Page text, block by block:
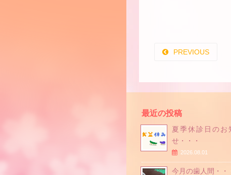
PREVIOUS
最近の投稿
夏季休診日のお
せ・・・
2026.08.01
今月の歯人間・・